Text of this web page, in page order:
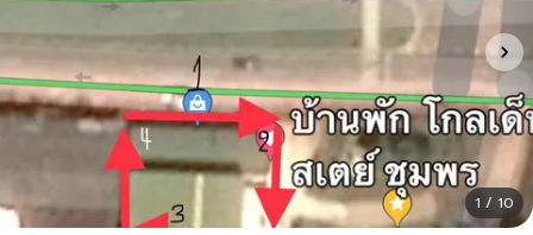
1 / 10